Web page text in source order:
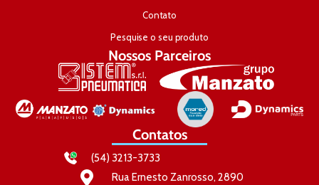
Contato
Pesquise o seu produto
Nossos Parceiros
Contatos
(54) 3213-3733
Rua Ernesto Zanrosso, 2890